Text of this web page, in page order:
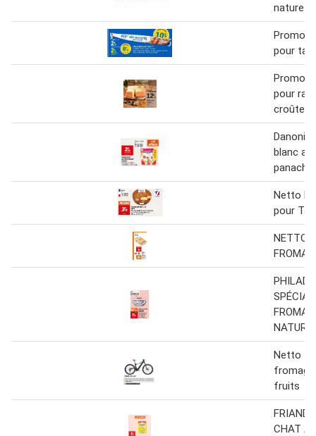
nature
Promo -
pour
Promo -
pour
croûte
blanc
Netto
pour
NETTO
NATURE
Netto -
fromage
fruits
CHAT